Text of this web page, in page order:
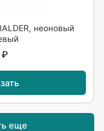
неоновый
₽
еще